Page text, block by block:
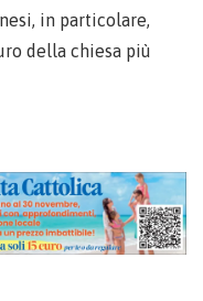
in particolare,
della chiesa più